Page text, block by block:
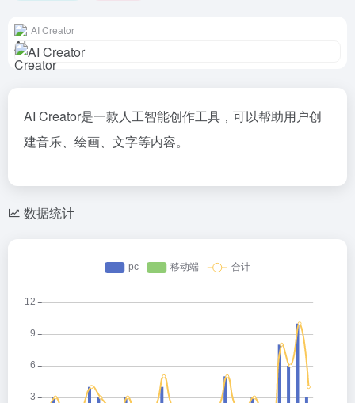
AI Creator
AI Creator是一款人工智能创作工具，可以帮助用户创
建音乐、绘画、文字等内容。
数据统计